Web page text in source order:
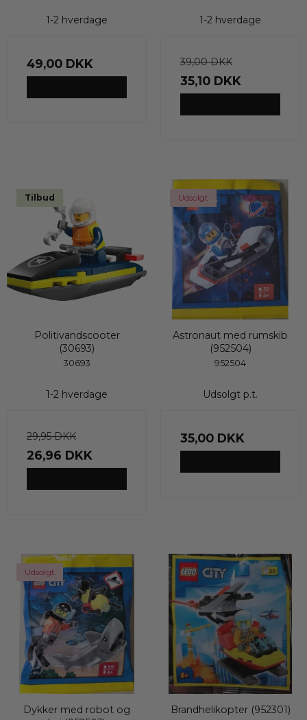
1-2 hverdage
49,00 DKK
1-2 hverdage
39,00 DKK
35,10 DKK
Tilbud
Politivandscooter
(30693)
30693
1-2 hverdage
29,95 DKK
26,96 DKK
Udsolgt
Astronaut med rumskib
(952504)
952504
Udsolgt p.t.
35,00 DKK
Udsolgt
Dykker med robot og
Brandhelikopter (952301)